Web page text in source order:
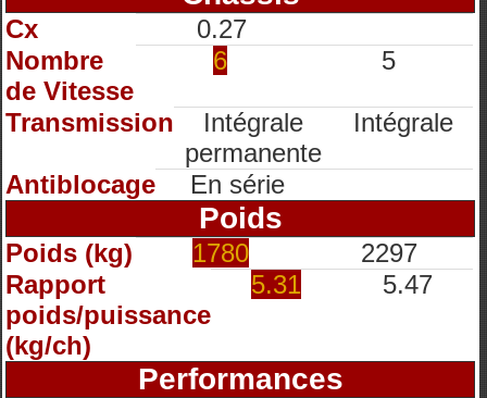
Cx
0.27
Nombre
de Vitesse
6 5
Transmission
Intégrale
permanente
Intégrale
Antiblocage En série
Poids
Poids (kg) 1780
2297
Rapport
poids/puissance
(kg/ch)
5.31 5.47
Performances